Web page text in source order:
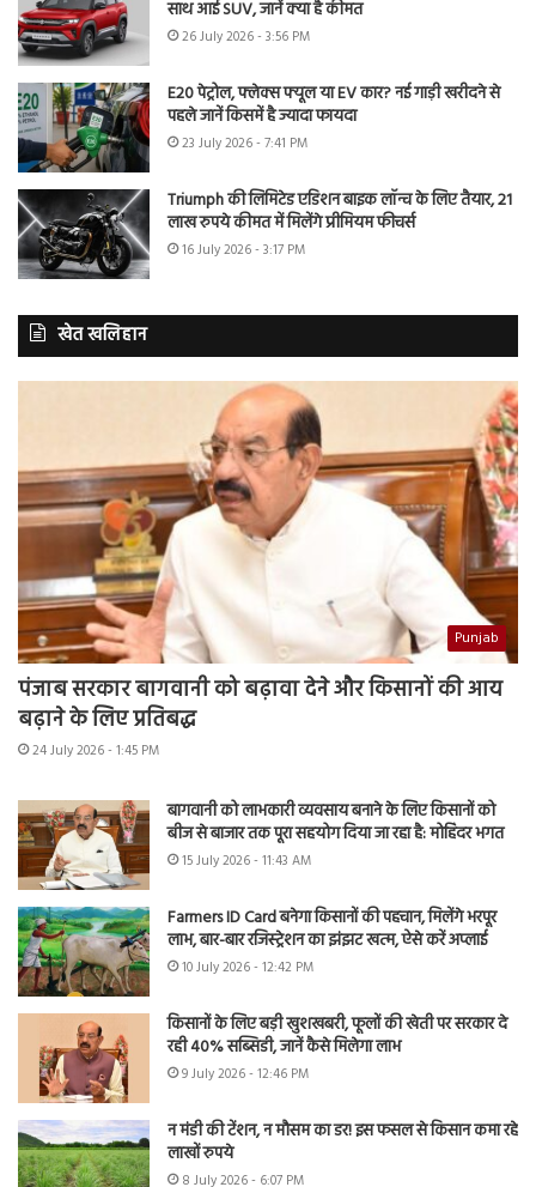
साथ आई SUV, जानें क्या है कीमत
26 July 2026 - 3:56 PM
E20 पेट्रोल, फ्लेक्स फ्यूल या EV कार? नई गाड़ी खरीदने से
पहले जानें किसमें है ज्यादा फायदा
23 July 2026 - 7:41 PM
Triumph की लिमिटेड एडिशन बाइक लॉन्च के लिए तैयार, 21
लाख रुपये कीमत में मिलेंगे प्रीमियम फीचर्स
16 July 2026 - 3:17 PM
खेत खलिहान
Punjab
पंजाब सरकार बागवानी को बढ़ावा देने और किसानों की आय
बढ़ाने के लिए प्रतिबद्ध
24 July 2026 - 1:45 PM
बागवानी को लाभकारी व्यवसाय बनाने के लिए किसानों को
बीज से बाजार तक पूरा सहयोग दिया जा रहा है: मोहिंदर भगत
15 July 2026 - 11:43 AM
Farmers ID Card बनेगा किसानों की पहचान, मिलेंगे भरपूर
लाभ, बार-बार रजिस्ट्रेशन का झंझट खत्म, ऐसे करें अप्लाई
10 July 2026 - 12:42 PM
किसानों के लिए बड़ी खुशखबरी, फूलों की खेती पर सरकार दे
रही 40% सब्सिडी, जानें कैसे मिलेगा लाभ
9 July 2026 - 12:46 PM
न मंडी की टेंशन, न मौसम का डर! इस फसल से किसान कमा रहे
लाखों रुपये
8 July 2026 - 6:07 PM